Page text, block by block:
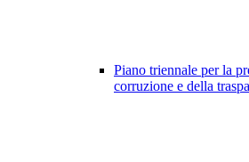
Piano triennale per la
corruzione e della